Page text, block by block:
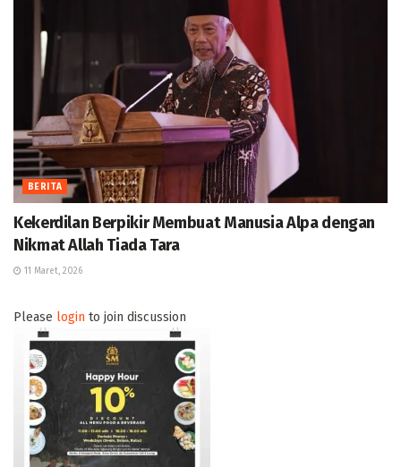
BERITA
Kekerdilan Berpikir Membuat Manusia Alpa dengan
Nikmat Allah Tiada Tara
11 Maret, 2026
Please login to join discussion